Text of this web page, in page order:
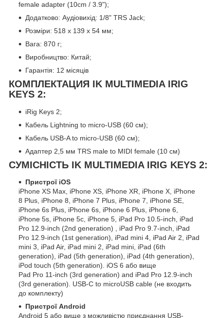
female adapter (10cm / 3.9");
Додатково: Аудіовихід: 1/8" TRS Jack;
Розміри: 518 x 139 x 54 мм;
Вага: 870 г;
Виробництво: Китай;
Гарантія: 12 місяців
КОМПЛЕКТАЦИЯ IK MULTIMEDIA IRIG
KEYS 2:
iRig Keys 2;
Кабель Lightning to micro-USB (60 см);
Кабель USB-A to micro-USB (60 см);
Адаптер 2,5 мм TRS male to MIDI female (10 см)
СУМІСНІСТЬ IK MULTIMEDIA IRIG KEYS 2:
Пристрої iOS
iPhone XS Max, iPhone XS, iPhone XR, iPhone X, iPhone
8 Plus, iPhone 8, iPhone 7 Plus, iPhone 7, iPhone SE,
iPhone 6s Plus, iPhone 6s, iPhone 6 Plus, iPhone 6,
iPhone 5s, iPhone 5c, iPhone 5, iPad Pro 10.5-inch, iPad
Pro 12.9-inch (2nd generation) , iPad Pro 9.7-inch, iPad
Pro 12.9-inch (1st generation), iPad mini 4, iPad Air 2, iPad
mini 3, iPad Air, iPad mini 2, iPad mini, iPad (6th
generation), iPad (5th generation), iPad (4th generation),
iPod touch (5th generation). iOS 6 або вище
Pad Pro 11-inch (3rd generation) and iPad Pro 12.9-inch
(3rd generation). USB-C to microUSB cable (не входить
до комплекту)
Пристрої Android
Android 5 або вище з можливістю приєднання USB-